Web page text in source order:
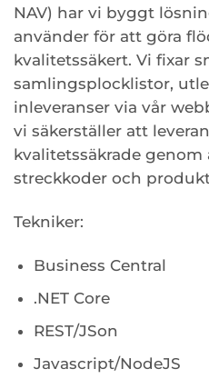
NAV) har vi byggt
använder för att göra
kvalitetssäkert. Vi fixar
samlingsplocklistor,
inleveranser via vår
vi säkerställer att
kvalitetssäkrade genom
streckkoder och
Tekniker:
Business Central
.NET Core
REST/JSon
Javascript/NodeJS